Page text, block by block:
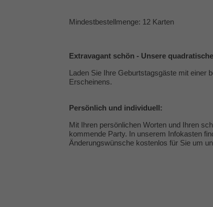
Mindestbestellmenge: 12 Karten
Extravagant schön - Unsere
Laden Sie Ihre Geburtstagsgäste mit einer
Erscheinens.
Persönlich und individuell:
Mit Ihren persönlichen Worten und Ihren
kommende Party. In unserem Infokasten
Änderungswünsche kostenlos für Sie um